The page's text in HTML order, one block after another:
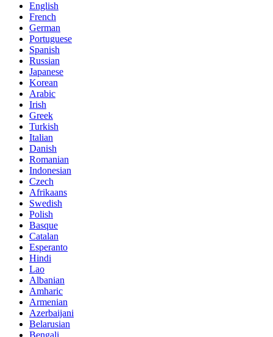
English
French
German
Portuguese
Spanish
Russian
Japanese
Korean
Arabic
Irish
Greek
Turkish
Italian
Danish
Romanian
Indonesian
Czech
Afrikaans
Swedish
Polish
Basque
Catalan
Esperanto
Hindi
Lao
Albanian
Amharic
Armenian
Azerbaijani
Belarusian